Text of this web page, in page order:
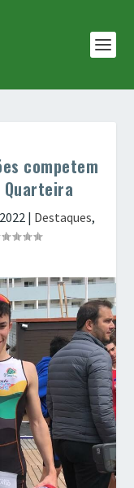
competem
Quarteira
| Destaques,